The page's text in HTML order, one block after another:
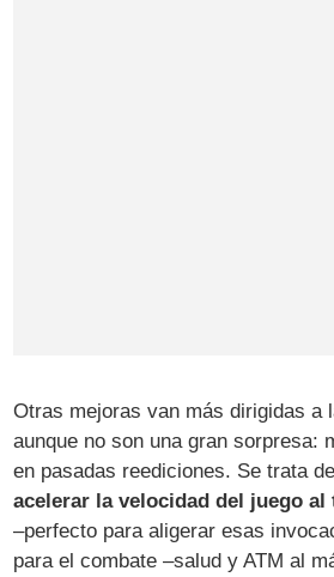
Otras mejoras van más dirigidas a
aunque no son una gran sorpresa:
en pasadas reediciones. Se trata
acelerar la velocidad del juego
–perfecto para aligerar esas
para el combate –salud y ATM al